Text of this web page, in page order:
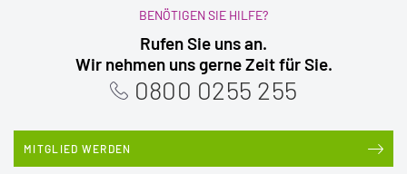
BENÖTIGEN SIE HILFE?
Rufen Sie uns an.
Wir nehmen uns gerne Zeit für Sie.
0800 0255 255
MITGLIED WERDEN